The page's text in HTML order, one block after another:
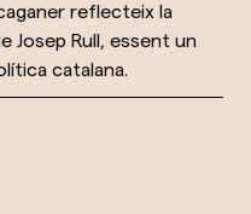
reflecteix la
Josep Rull, essent un
catalana.